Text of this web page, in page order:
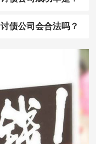
讨债公司会合法吗？